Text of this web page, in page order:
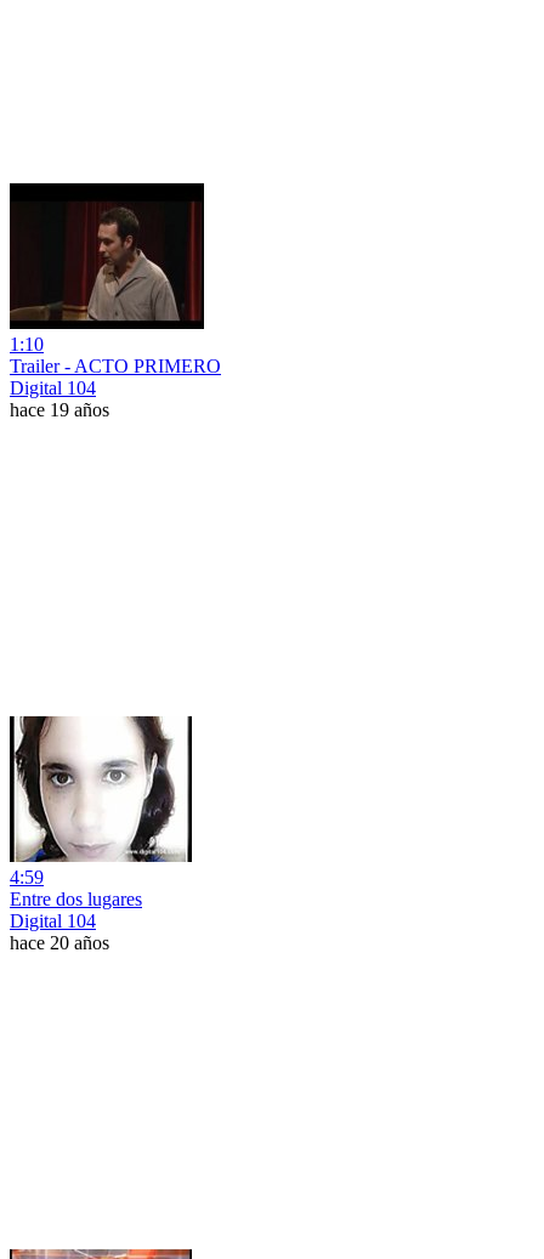
1:10
Trailer - ACTO PRIMERO
Digital 104
hace 19 años
4:59
Entre dos lugares
Digital 104
hace 20 años